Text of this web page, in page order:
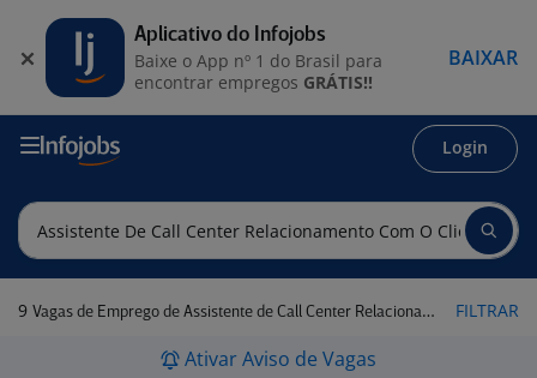
Login
9 Vagas de Emprego de Assistente de Call Center Relacionamento com o Cliente em Porto Alegre - RS FILTRAR
Ativar Aviso de Vagas
Aplicativo do Infojobs
Baixe o App nº 1 do Brasil para
encontrar empregos GRÁTIS!!
BAIXAR